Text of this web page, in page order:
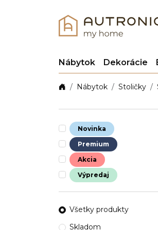
Nábytok Dekorácie
Nábytok Stoličky
Novinka
Premium
Akcia
Výpredaj
Všetky produkty
Skladom